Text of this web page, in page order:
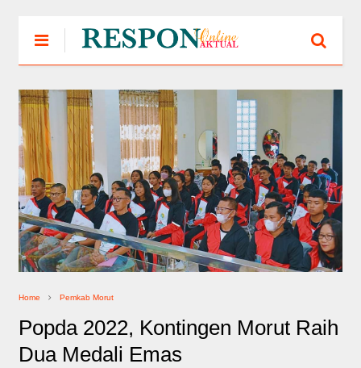
Home Pemkab Morut
Popda 2022, Kontingen Morut Raih
Dua Medali Emas